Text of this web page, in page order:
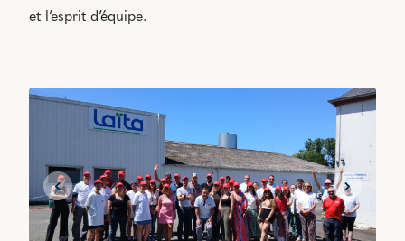
et l’esprit d’équipe.
Slide précédente Slide